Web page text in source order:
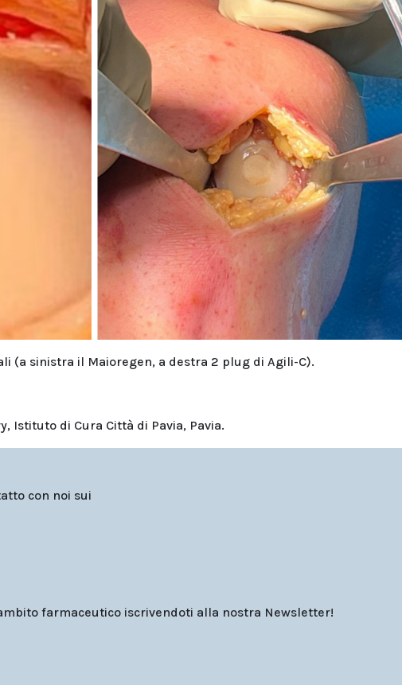
(a sinistra il Maioregen, a destra 2 plug di Agili-C).
Istituto di Cura Città di Pavia, Pavia.
con noi sui
farmaceutico iscrivendoti alla nostra Newsletter!